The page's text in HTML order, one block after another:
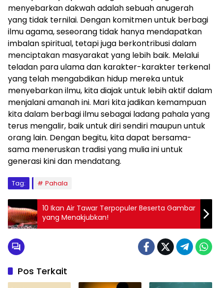
menyebarkan dakwah adalah sebuah anugerah
yang tidak ternilai. Dengan komitmen untuk berbagi
ilmu agama, seseorang tidak hanya mendapatkan
imbalan spiritual, tetapi juga berkontribusi dalam
menciptakan masyarakat yang lebih baik. Melalui
teladan para ulama dan karakter-karakter terkenal
yang telah mengabdikan hidup mereka untuk
menyebarkan ilmu, kita diajak untuk lebih aktif dalam
menjalani amanah ini. Mari kita jadikan kemampuan
kita dalam berbagi ilmu sebagai ladang pahala yang
terus mengalir, baik untuk diri sendiri maupun untuk
orang lain. Dengan begitu, kita dapat bersama-
sama meneruskan tradisi yang mulia ini untuk
generasi kini dan mendatang.
Tag: Pahala
10 Ikan Air Tawar Terpopuler Beserta Gambar
yang Menakjubkan!
Pos Terkait